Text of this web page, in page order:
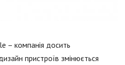
– компанія досить
пристроїв змінюється